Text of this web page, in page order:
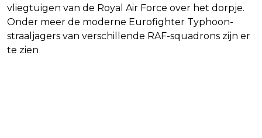
vliegtuigen van de Royal Air Force over het dorpje.
Onder meer de moderne Eurofighter Typhoon-
straaljagers van verschillende RAF-squadrons zijn er
te zien